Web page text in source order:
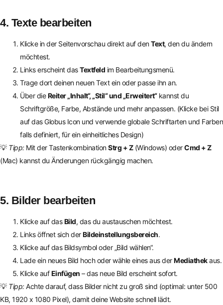
4. Texte bearbeiten
Klicke in der Seitenvorschau direkt auf denText, den du ändern
möchtest.
Links erscheint dasTextfeld im Bearbeitungsmenü.
Trage dort deinen neuen Text ein oder passe ihn an.
Über dieReiter „Inhalt“, „Stil“ und „Erweitert“kannst du
Schriftgröße, Farbe, Abstände und mehr anpassen. (Klicke bei Stil
auf das Globus Icon und verwende globale Schriftarten und Farben
falls definiert, für ein einheitliches Design)
💡 Tipp:Mit der TastenkombinationStrg + Z(Windows) oderCmd + Z
(Mac) kannst du Änderungen rückgängig machen.
5. Bilder bearbeiten
Klicke auf dasBild, das du austauschen möchtest.
Links öffnet sich derBildeinstellungsbereich.
Klicke auf das Bildsymbol oder „Bild wählen“.
Lade ein neues Bild hoch oder wähle eines aus derMediathekaus.
Klicke aufEinfügen – das neue Bild erscheint sofort.
💡 Tipp:Achte darauf, dass Bilder nicht zu groß sind (optimal: unter 500
KB, 1920 x 1080 Pixel), damit deine Website schnell lädt.